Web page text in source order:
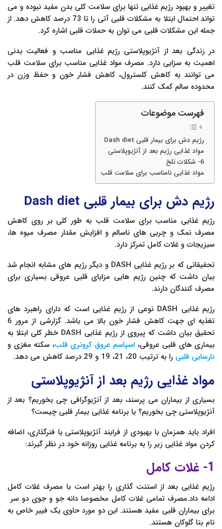
تغییر و بهبود رژیم غذایی تنها برای سلامت کلی بدن مفید نبوده و می
تواند احتمال ابتلا به مشکلات قلبی آتی را تا 73 درصد کاهش دهد. از
جمله این مشکلات قلبی می توان به حملات قلبی اشاره کرد.
در زندگی بعد از آنژیوپلاستی رژیم غذایی مناسب و فعالیت بدنی
اهمیت به سزایی دارد. مصرف مواد غذایی مناسب برای سلامت قلب
می توانند به کاهش کلسترول، کاهش فشار خون و حفظ وزن در
محدوده سالم کمک کنند.
فهرست موضوعات
رژیم دش برای بیمار قلبی Dash diet
مواد غذایی رژیم بعد از آنژیوپلاستی
6- شکلات تلخ
مواد غذایی نامناسب برای سلامت قلب
رژیم دش برای بیمار قلبی Dash diet
رژیم غذایی مناسب برای سلامت قلب به طور کلی بر روی کاهش
مصرف نمک و چربی های ناسالم و افزایش مقدار مصرف میوه ها،
سبزیجات و غلات کامل تمرکز دارد.
تحقیقاتی که بر رژیم غذایی DASH و دیگر رژیم های مشابه انجام شد
بیان داشت که چنین رژیم هایی مزایای قلبی عروقی بسیاری برای
مصرف کنندگان دارند.
رژیم غذایی DASH نوعی از رژیم غذایی است که دارای راهبرد های
تغذیه ای جهت کاهش فشار خون بالا می باشد. گزارشی از مرور 6
تحقیق بیان داشت که پیروی از رژیم غذایی DASH خطر کلی ابتلا به
بیماری های قلبی عروقی، اسپاسم عروق کرونری قلب، سکته مغزی و
نارسایی قلبی را به ترتیب 20، 21، 19 و 29 درصد کاهش می دهد.
مواد غذایی رژیم بعد از آنژیوپلاستی
بسیاری از بیماران می پرسند، بعد از آنژیوگرافی چی بخوریم؟ بعد از
آنژیوپلاستی چی بخوریم؟ یا برنامه غذایی بیمار قلبی چیست؟
افراد باید همزمان با بهبودی از فرایند آنژیوپلاستی یا فنرگذاری، اضافه
کردن مواد غذایی زیر را به برنامه غذایی روزانه خود در نظر گیرند:
1- غلات کامل
رژیم غذایی بعد از استنت گذاری را بهتر است با مصرف غلات کامل
ادامه داد.مصرف تمامی غلات کامل مخصوصا دانه جو و جوی دو سر
برای بیماران قلبی مفید هستند. این دو مورد حاوی یک فیبر خاص به
نام بتا گلوکان هستند.